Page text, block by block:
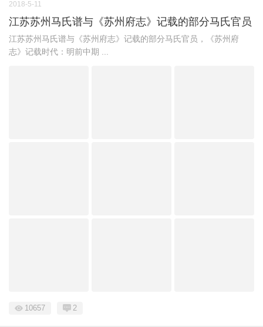
2018-5-11
江苏苏州马氏谱与《苏州府志》记载的部分马氏官员
江苏苏州马氏谱与《苏州府志》记载的部分马氏官员，《苏州府
志》记载时代：明前中期 ...
10657 2